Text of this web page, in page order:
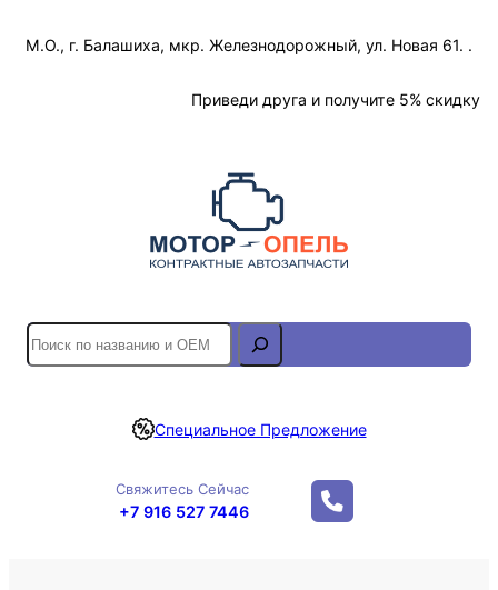
М.О., г. Балашиха, мкр. Железнодорожный, ул. Новая 61. .
Приведи друга и получите 5% скидку
S
e
r
Специальное Предложение
Свяжитесь Сейчас
+7 916 527 7446